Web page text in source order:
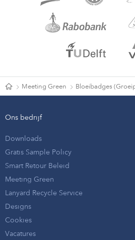
Meeting Green Bloeibadges
Ons bedrijf
Downloads
Gratis Sample Policy
Smart Retour Beleid
Meeting Green
Lanyard Recycle Service
Designs
Cookies
Vacatures